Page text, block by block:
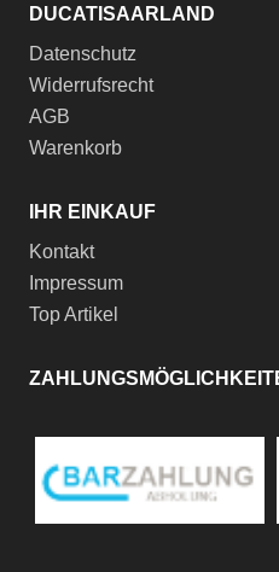
DUCATISAARLAND
Datenschutz
Widerrufsrecht
AGB
Warenkorb
IHR EINKAUF
Kontakt
Impressum
Top Artikel